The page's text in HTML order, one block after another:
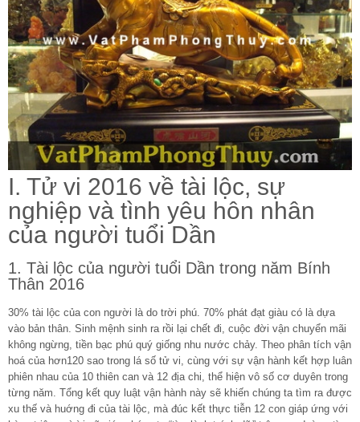
I. Tử vi 2016 về tài lộc, sự
nghiệp và tình yêu hôn nhân
của người tuổi Dần
1. Tài lộc của người tuổi Dần trong năm Bính
Thân 2016
30% tài lộc của con người là do trời phú. 70% phát đạt giàu có là dựa
vào bản thân. Sinh mệnh sinh ra rồi lại chết đi, cuộc đời vận chuyển mãi
không ngừng, tiền bạc phú quý giống nhu nước chảy. Theo phân tích vận
hoá của hơn120 sao trong lá số tử vi, cùng với sự vận hành kết hợp luân
phiên nhau của 10 thiên can và 12 địa chi, thể hiện vô số cơ duyên trong
từng năm. Tổng kết quy luật vận hành này sẽ khiến chúng ta tìm ra được
xu thế và huớng đi của tài lộc, mà đúc kết thực tiễn 12 con giáp ứng với